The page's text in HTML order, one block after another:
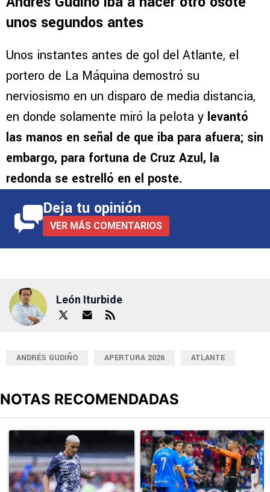
unos segundos antes
Unos instantes antes de gol del Atlante, el
portero de La Máquina demostró su
nerviosismo en un disparo de media distancia,
en donde solamente miró la pelota y levantó
las manos en señal de que iba para afuera; sin
embargo, para fortuna de Cruz Azul, la
redonda se estrelló en el poste.
Deja tu opinión
VER MÁS COMENTARIOS
León Iturbide
ANDRÉS GUDIÑO APERTURA 2026 ATLANTE
NOTAS RECOMENDADAS
Un artículo de tendencia con el título "Revelan un detalle clave
Un artículo de tendencia con el